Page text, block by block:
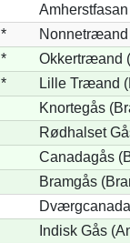
*
*
Okkertræand
*
Lille Træand
Knortegås
Rødhalset
Canadagås
Bramgås
Indisk Gås